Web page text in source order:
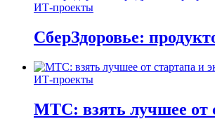
ИТ-проекты
СберЗдоровье:
ИТ-проекты
МТС: взять лучшее от